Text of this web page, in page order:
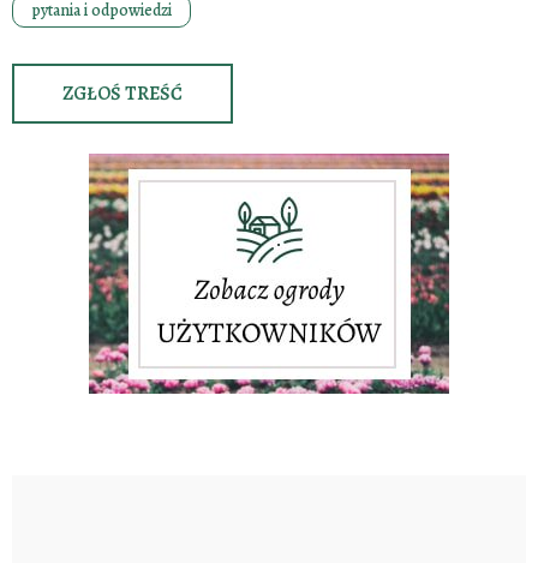
pytania i odpowiedzi
ZGŁOŚ TREŚĆ